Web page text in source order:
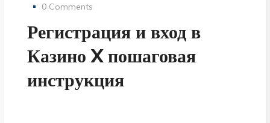
0 Comments
Регистрация и вход в
Казино X пошаговая
инструкция